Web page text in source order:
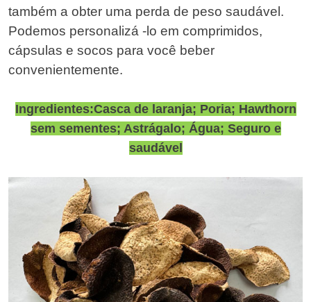
também a obter uma perda de peso saudável.
Podemos personalizá -lo em comprimidos,
cápsulas e socos para você beber
convenientemente.
Ingredientes:Casca de laranja; Poria; Hawthorn
sem sementes; Astrágalo; Água; Seguro e
saudável